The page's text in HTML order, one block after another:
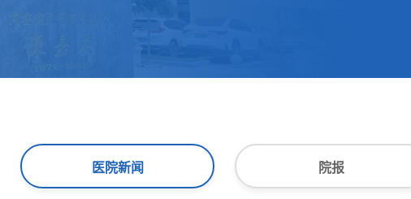
医院新闻 院报